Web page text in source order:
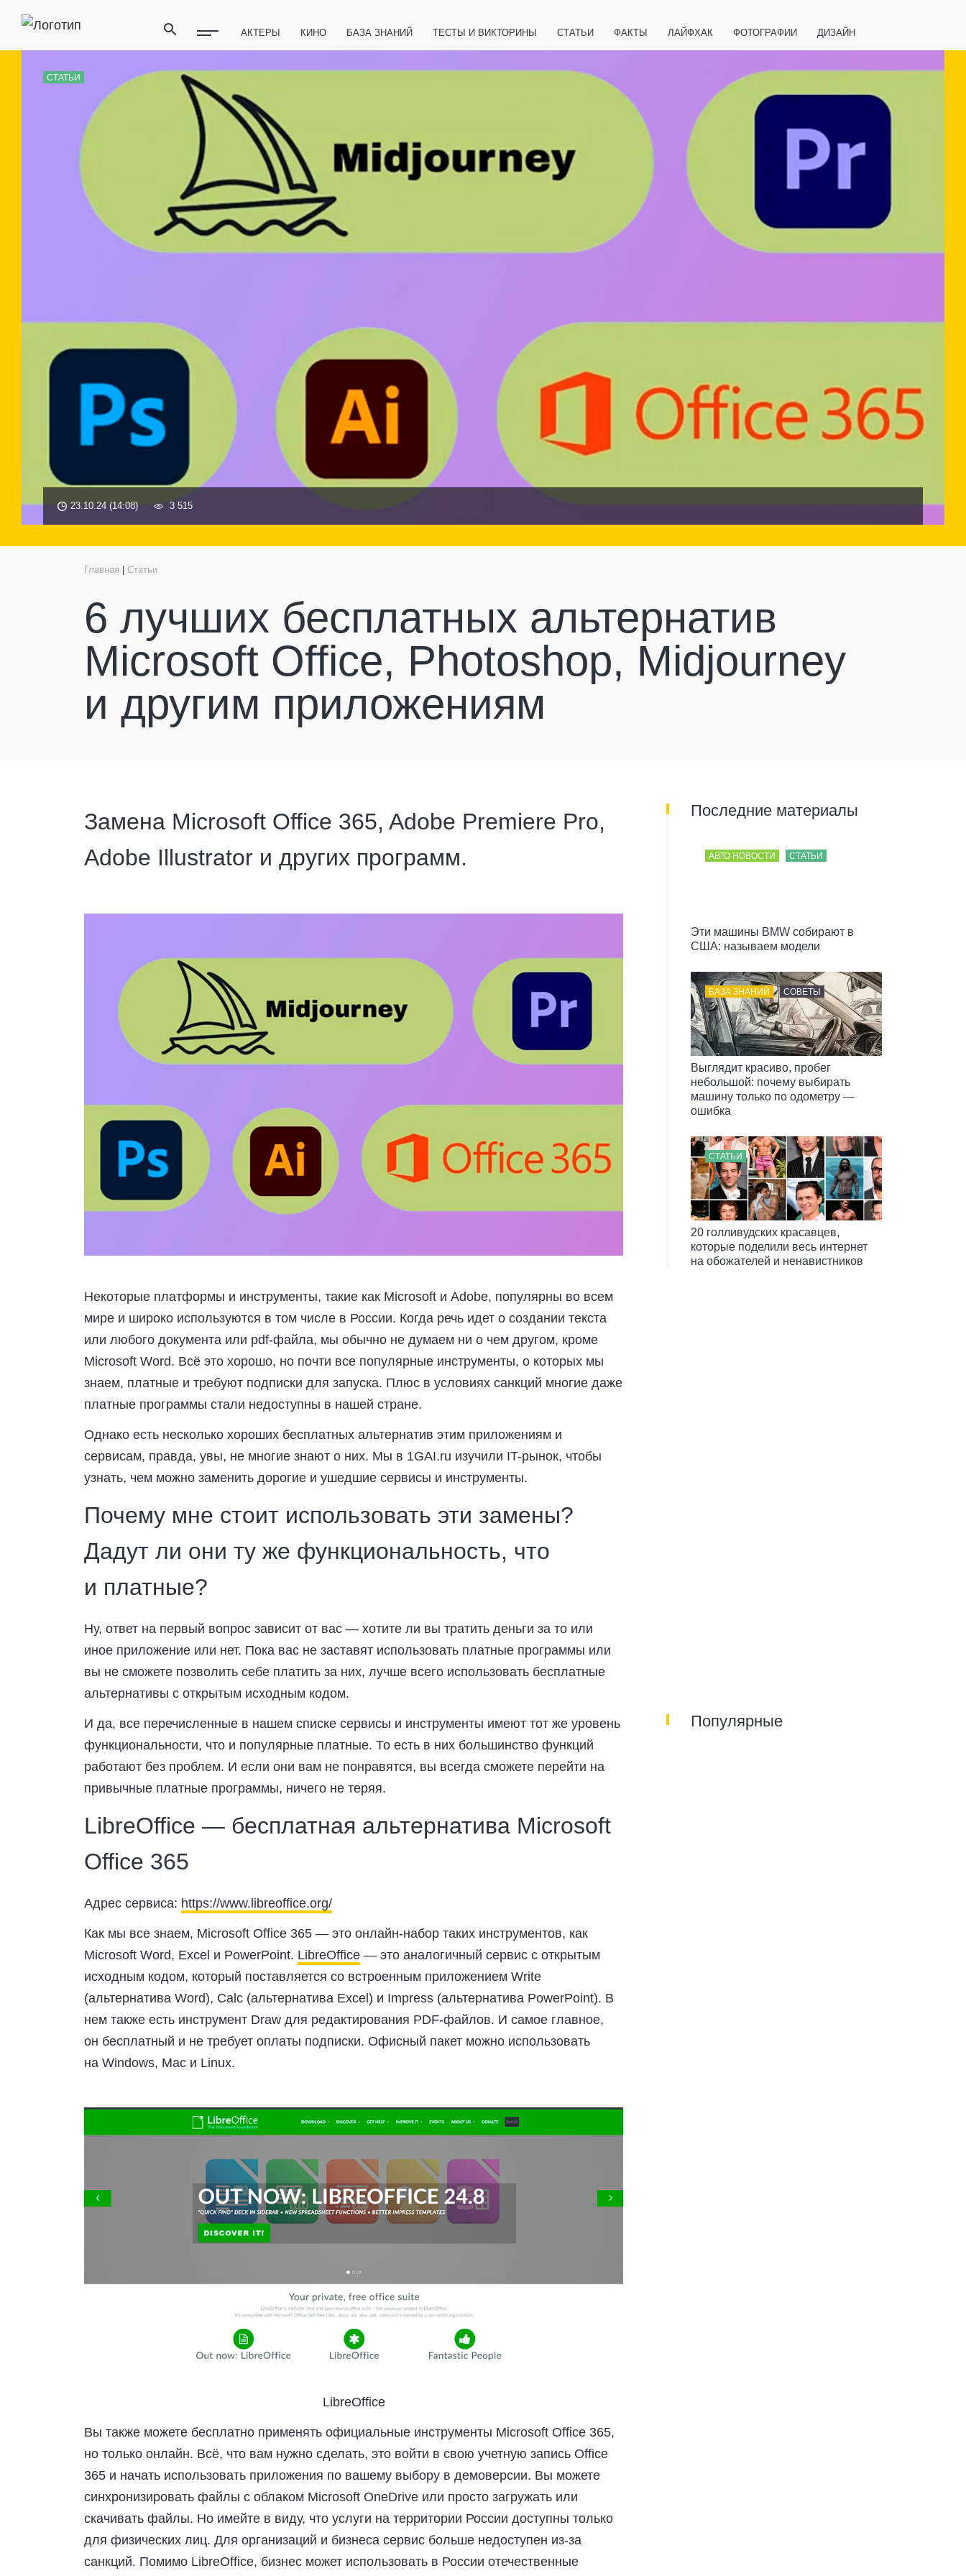
АКТЕРЫ КИНО БАЗА ЗНАНИЙ ТЕСТЫ И ВИКТОРИНЫ СТАТЬИ ФАКТЫ ЛАЙФХАК ФОТОГРАФИИ ДИЗАЙН
СТАТЬИ
23.10.24 (14:08) 3 515
Главная Статьи
6 лучших бесплатных альтернатив
Microsoft Office, Photoshop, Midjourney
и другим приложениям
Замена Microsoft Office 365, Adobe Premiere Pro,
Adobe Illustrator и других программ.
Некоторые платформы и инструменты, такие как Microsoft и Adobe, популярны во всем
мире и широко используются в том числе в России. Когда речь идет о создании текста
или любого документа или pdf-файла, мы обычно не думаем ни о чем другом, кроме
Microsoft Word. Всё это хорошо, но почти все популярные инструменты, о которых мы
знаем, платные и требуют подписки для запуска. Плюс в условиях санкций многие даже
платные программы стали недоступны в нашей стране.
Однако есть несколько хороших бесплатных альтернатив этим приложениям и
сервисам, правда, увы, не многие знают о них. Мы в 1GAI.ru изучили IT-рынок, чтобы
узнать, чем можно заменить дорогие и ушедшие сервисы и инструменты.
Почему мне стоит использовать эти замены?
Дадут ли они ту же функциональность, что
и платные?
Ну, ответ на первый вопрос зависит от вас — хотите ли вы тратить деньги за то или
иное приложение или нет. Пока вас не заставят использовать платные программы или
вы не сможете позволить себе платить за них, лучше всего использовать бесплатные
альтернативы с открытым исходным кодом.
И да, все перечисленные в нашем списке сервисы и инструменты имеют тот же уровень
функциональности, что и популярные платные. То есть в них большинство функций
работают без проблем. И если они вам не понравятся, вы всегда сможете перейти на
привычные платные программы, ничего не теряя.
LibreOffice — бесплатная альтернатива Microsoft
Office 365
Адрес сервиса: https://www.libreoffice.org/
Как мы все знаем, Microsoft Office 365 — это онлайн-набор таких инструментов, как
Microsoft Word, Excel и PowerPoint. LibreOffice — это аналогичный сервис с открытым
исходным кодом, который поставляется со встроенным приложением Write
(альтернатива Word), Calc (альтернатива Excel) и Impress (альтернатива PowerРoint). В
нем также есть инструмент Draw для редактирования PDF-файлов. И самое главное,
он бесплатный и не требует оплаты подписки. Офисный пакет можно использовать
на Windows, Mac и Linux.
LibreOffice
Вы также можете бесплатно применять официальные инструменты Microsoft Office 365,
но только онлайн. Всё, что вам нужно сделать, это войти в свою учетную запись Office
365 и начать использовать приложения по вашему выбору в демоверсии. Вы можете
синхронизировать файлы с облаком Microsoft OneDrive или просто загружать или
скачивать файлы. Но имейте в виду, что услуги на территории России доступны только
для физических лиц. Для организаций и бизнеса сервис больше недоступен из-за
санкций. Помимо LibreOffice, бизнес может использовать в России отечественные
Последние материалы
АВТО НОВОСТИ СТАТЬИ
Эти машины BMW собирают в
США: называем модели
БАЗА ЗНАНИЙ СОВЕТЫ
Выглядит красиво, пробег
небольшой: почему выбирать
машину только по одометру —
ошибка
СТАТЬИ
20 голливудских красавцев,
которые поделили весь интернет
на обожателей и ненавистников
Популярные